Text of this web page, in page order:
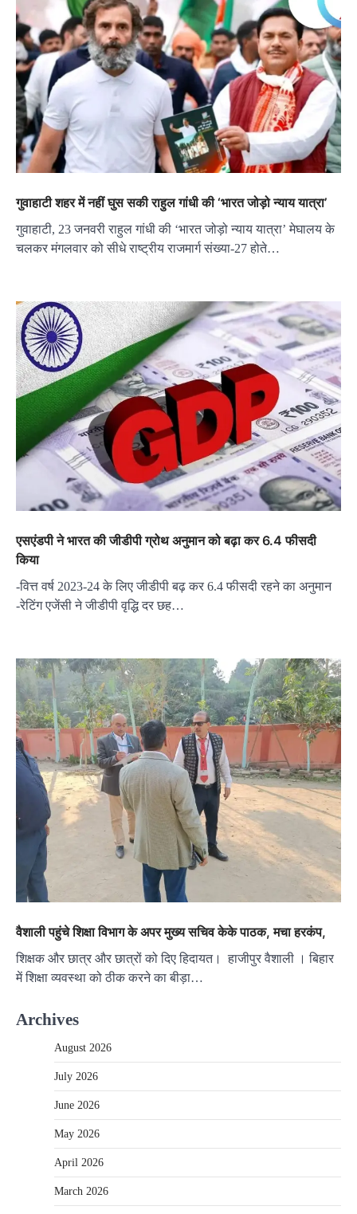
गुवाहाटी शहर में नहीं घुस सकी राहुल गांधी की ‘भारत जोड़ो न्याय यात्रा’
गुवाहाटी, 23 जनवरी राहुल गांधी की ‘भारत जोड़ो न्याय यात्रा’ मेघालय के
चलकर मंगलवार को सीधे राष्ट्रीय राजमार्ग संख्या-27 होते…
एसएंडपी ने भारत की जीडीपी ग्रोथ अनुमान को बढ़ा कर 6.4 फीसदी
किया
-वित्त वर्ष 2023-24 के लिए जीडीपी बढ़ कर 6.4 फीसदी रहने का अनुमान
-रेटिंग एजेंसी ने जीडीपी वृद्धि दर छह…
वैशाली पहुंचे शिक्षा विभाग के अपर मुख्य सचिव केके पाठक, मचा हरकंप,
शिक्षक और छात्र और छात्रों को दिए हिदायत। हाजीपुर वैशाली । बिहार
में शिक्षा व्यवस्था को ठीक करने का बीड़ा…
Archives
August 2026
July 2026
June 2026
May 2026
April 2026
March 2026